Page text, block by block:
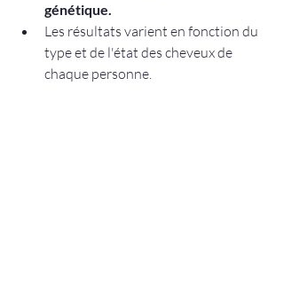
génétique.
Les résultats varient en fonction du
type et de l'état des cheveux de
chaque personne.